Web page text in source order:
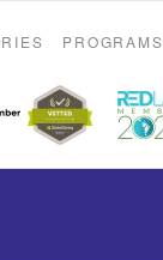
PROGRAMS